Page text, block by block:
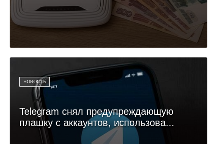
НОВОСТЬ
Telegram снял предупреждающую
плашку с аккаунтов, использова...